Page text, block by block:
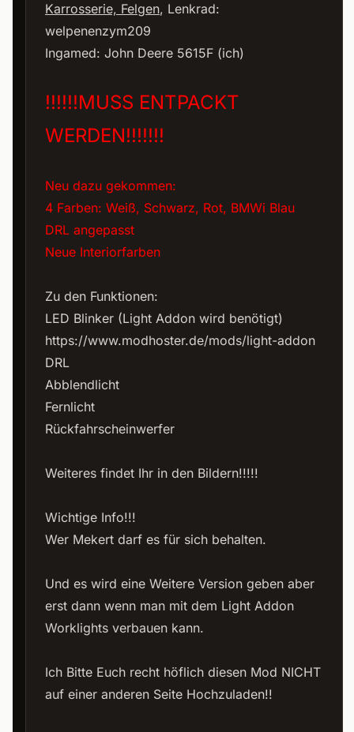
Karrosserie, Felgen, Lenkrad:
welpenenzym209
Ingamed: John Deere 5615F (ich)
!!!!!!MUSS ENTPACKT
WERDEN!!!!!!!
Neu dazu gekommen:
4 Farben: Weiß, Schwarz, Rot, BMWi Blau
DRL angepasst
Neue Interiorfarben
Zu den Funktionen:
LED Blinker (Light Addon wird benötigt)
https://www.modhoster.de/mods/light-addon
DRL
Abblendlicht
Fernlicht
Rückfahrscheinwerfer
Weiteres findet Ihr in den Bildern!!!!!
Wichtige Info!!!
Wer Mekert darf es für sich behalten.
Und es wird eine Weitere Version geben aber
erst dann wenn man mit dem Light Addon
Worklights verbauen kann.
Ich Bitte Euch recht höflich diesen Mod NICHT
auf einer anderen Seite Hochzuladen!!